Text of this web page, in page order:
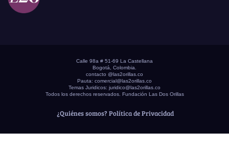
Calle 98a # 51-69 La Castellana
Bogotá, Colombia.
contacto @las2orillas.co
Pauta: comercial@las2orillas.co
Temas Juridicos: juridico@las2orillas.co
Todos los derechos reservados. Fundación Las Dos Orillas
¿Quiénes somos? Política de Privacidad